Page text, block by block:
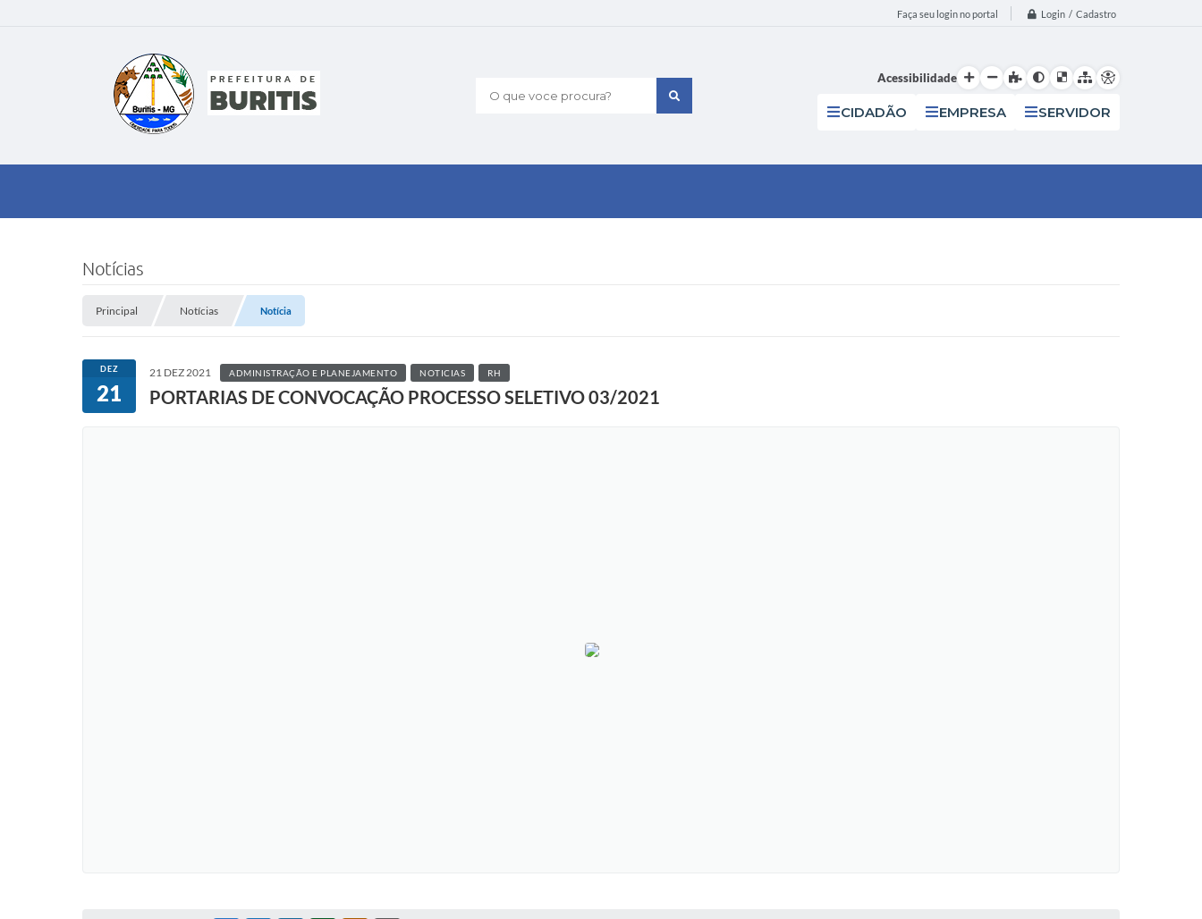
Faça seu login no portal Login / Cadastro
O que voce procura?
Acessibilidade
CIDADÃO EMPRESA SERVIDOR
Notícias
Principal Notícias Notícia
DEZ
21
21 DEZ 2021 ADMINISTRAÇÃO E PLANEJAMENTO NOTICIAS RH
PORTARIAS DE CONVOCAÇÃO PROCESSO SELETIVO 03/2021